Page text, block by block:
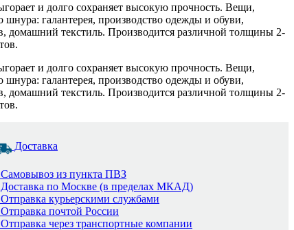
и долго сохраняет высокую прочность. Вещи,
галантерея, производство одежды и обуви,
домашний текстиль. Производится различной толщины 2-
и долго сохраняет высокую прочность. Вещи,
галантерея, производство одежды и обуви,
домашний текстиль. Производится различной толщины 2-
Доставка
из пункта ПВЗ
по Москве (в пределах МКАД)
курьерскими службами
почтой России
через транспортные компании